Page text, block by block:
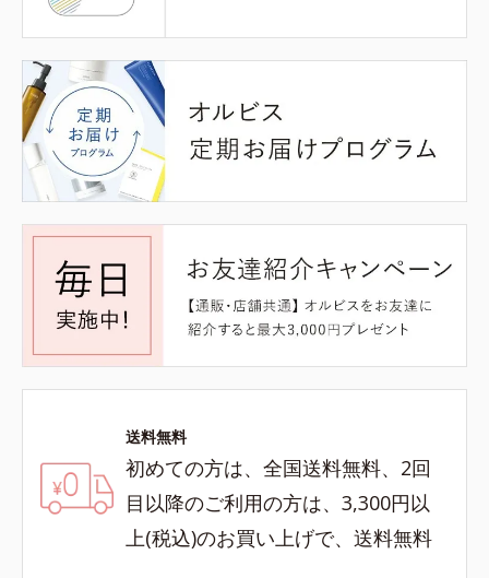
送料無料
初めての方は、全国送料無料、2回
目以降のご利用の方は、3,300円以
上(税込)のお買い上げで、送料無料